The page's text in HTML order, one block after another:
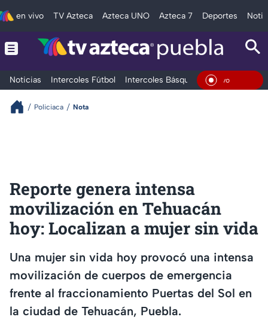
en vivo TV Azteca Azteca UNO Azteca 7 Deportes
Noticias Intercoles Fútbol Intercoles Básquetbol DeportesEn
Policiaca Nota
Reporte genera intensa
movilización en Tehuacán
hoy: Localizan a mujer sin vida
Una mujer sin vida hoy provocó una intensa
movilización de cuerpos de emergencia
frente al fraccionamiento Puertas del Sol en
la ciudad de Tehuacán, Puebla.